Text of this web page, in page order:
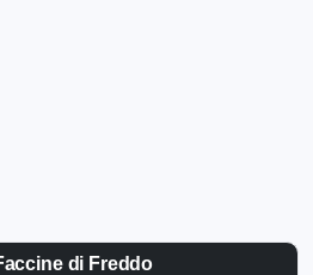
di Freddo